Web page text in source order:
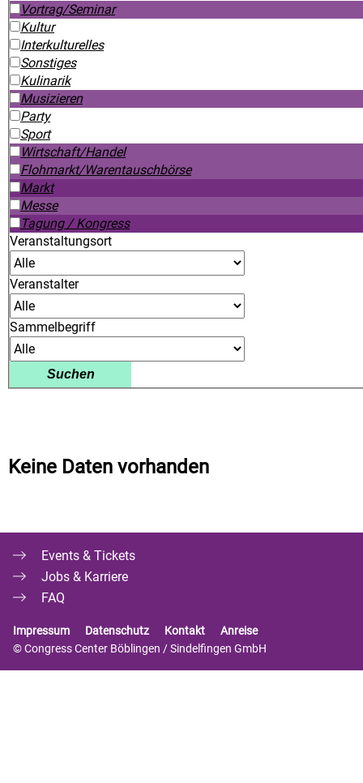
Vortrag/Seminar
Kultur
Interkulturelles
Sonstiges
Kulinarik
Musizieren
Party
Sport
Wirtschaft/Handel
Flohmarkt/Warentauschbörse
Markt
Messe
Tagung / Kongress
Veranstaltungsort
Veranstalter
Sammelbegriff
Keine Daten vorhanden
Events & Tickets
Jobs & Karriere
FAQ
Impressum Datenschutz Kontakt
Anreise
© Congress Center Böblingen / Sindelfingen GmbH